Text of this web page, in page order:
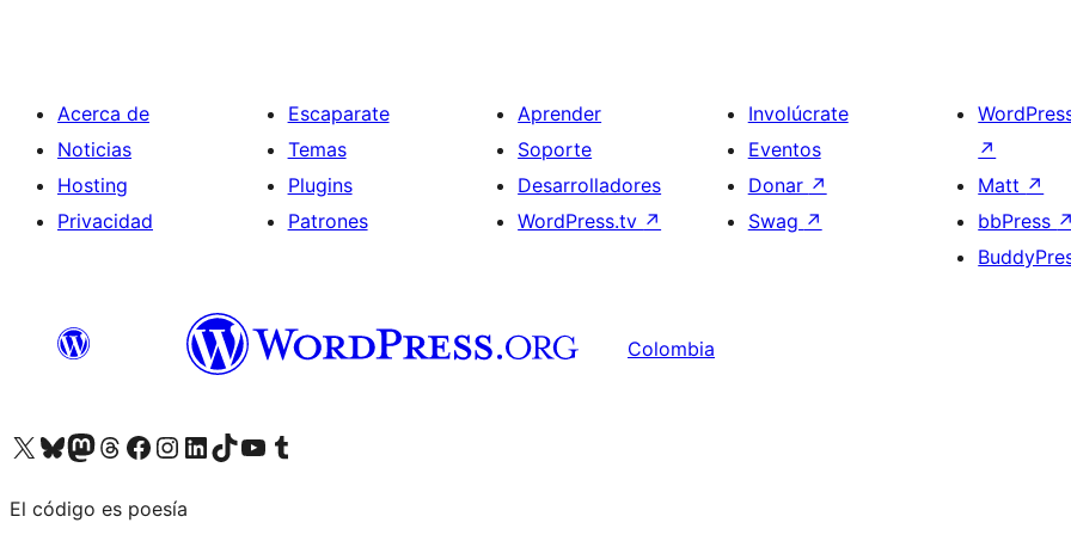
Acerca de
Noticias
Hosting
Privacidad
Escaparate
Temas
Plugins
Patrones
Aprender
Soporte
Desarrolladores
WordPress.tv ↗
Involúcrate
Eventos
Donar ↗
Swag ↗
↗
Matt ↗
bbPress ↗
Colombia
Visita nuestra cuenta de X (anteriormente Twitter)
Visita nuestra cuenta de Bluesky
Visita nuestra cuenta de Mastodon
Visita nuestra cuenta de Threads
Visita nuestra página de Facebook
Visita nuestra cuenta de Instagram
Visita nuestra cuenta de LinkedIn
Visita nuestra cuenta de TikTok
Visita nuestro canal de YouTube
Visita nuestra cuenta de Tumblr
El código es poesía